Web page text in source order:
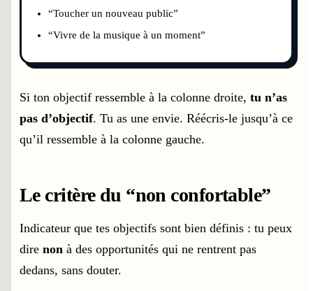
“Toucher un nouveau public”
“Vivre de la musique à un moment”
Si ton objectif ressemble à la colonne droite, tu n’as
pas d’objectif. Tu as une envie. Réécris-le jusqu’à ce
qu’il ressemble à la colonne gauche.
Le critère du “non confortable”
Indicateur que tes objectifs sont bien définis : tu peux
dire non à des opportunités qui ne rentrent pas
dedans, sans douter.